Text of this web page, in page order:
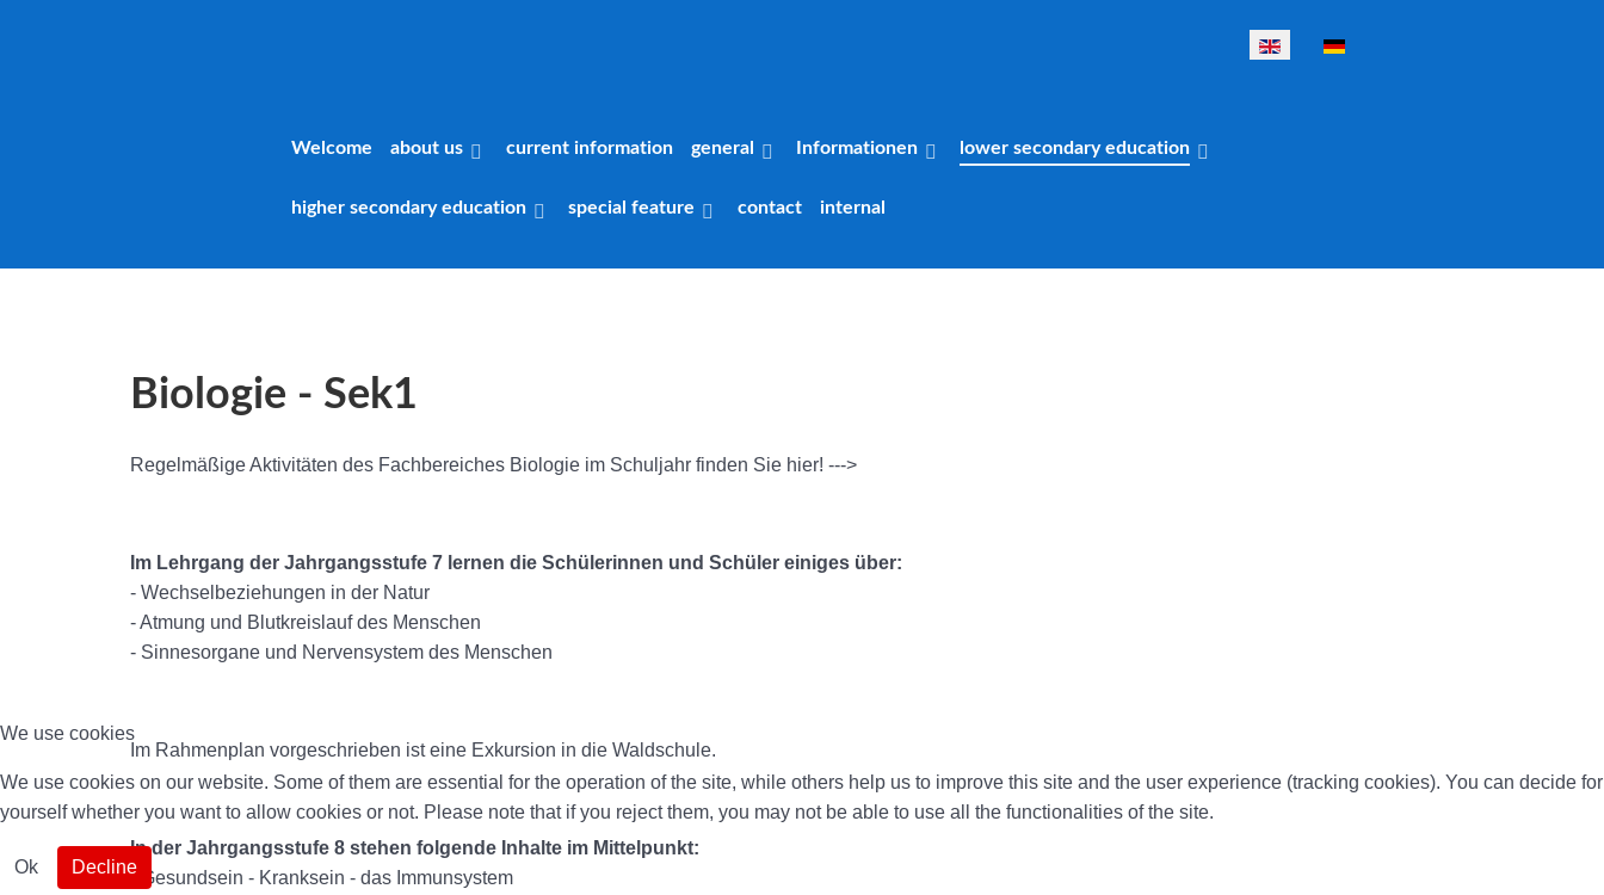
Select your language
Welcome about us current information general Informationen lower secondary education
higher secondary education special feature contact internal
Biologie - Sek1
Regelmäßige Aktivitäten des Fachbereiches Biologie im Schuljahr finden Sie hier! --->
Im Lehrgang der Jahrgangsstufe 7 lernen die Schülerinnen und Schüler einiges über:
- Wechselbeziehungen in der Natur
- Atmung und Blutkreislauf des Menschen
- Sinnesorgane und Nervensystem des Menschen
Im Rahmenplan vorgeschrieben ist eine Exkursion in die Waldschule.
In der Jahrgangsstufe 8 stehen folgende Inhalte im Mittelpunkt:
- Gesundsein - Kranksein - das Immunsystem
We use cookies
We use cookies on our website. Some of them are essential for the operation of the site, while others help us to improve this site and the user experience (tracking cookies). You can decide for
yourself whether you want to allow cookies or not. Please note that if you reject them, you may not be able to use all the functionalities of the site.
Ok
Decline